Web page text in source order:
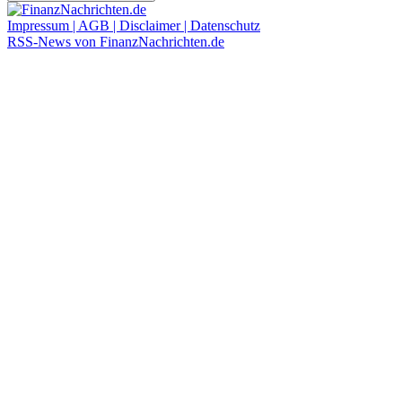
Impressum | AGB | Disclaimer | Datenschutz
RSS-News von FinanzNachrichten.de